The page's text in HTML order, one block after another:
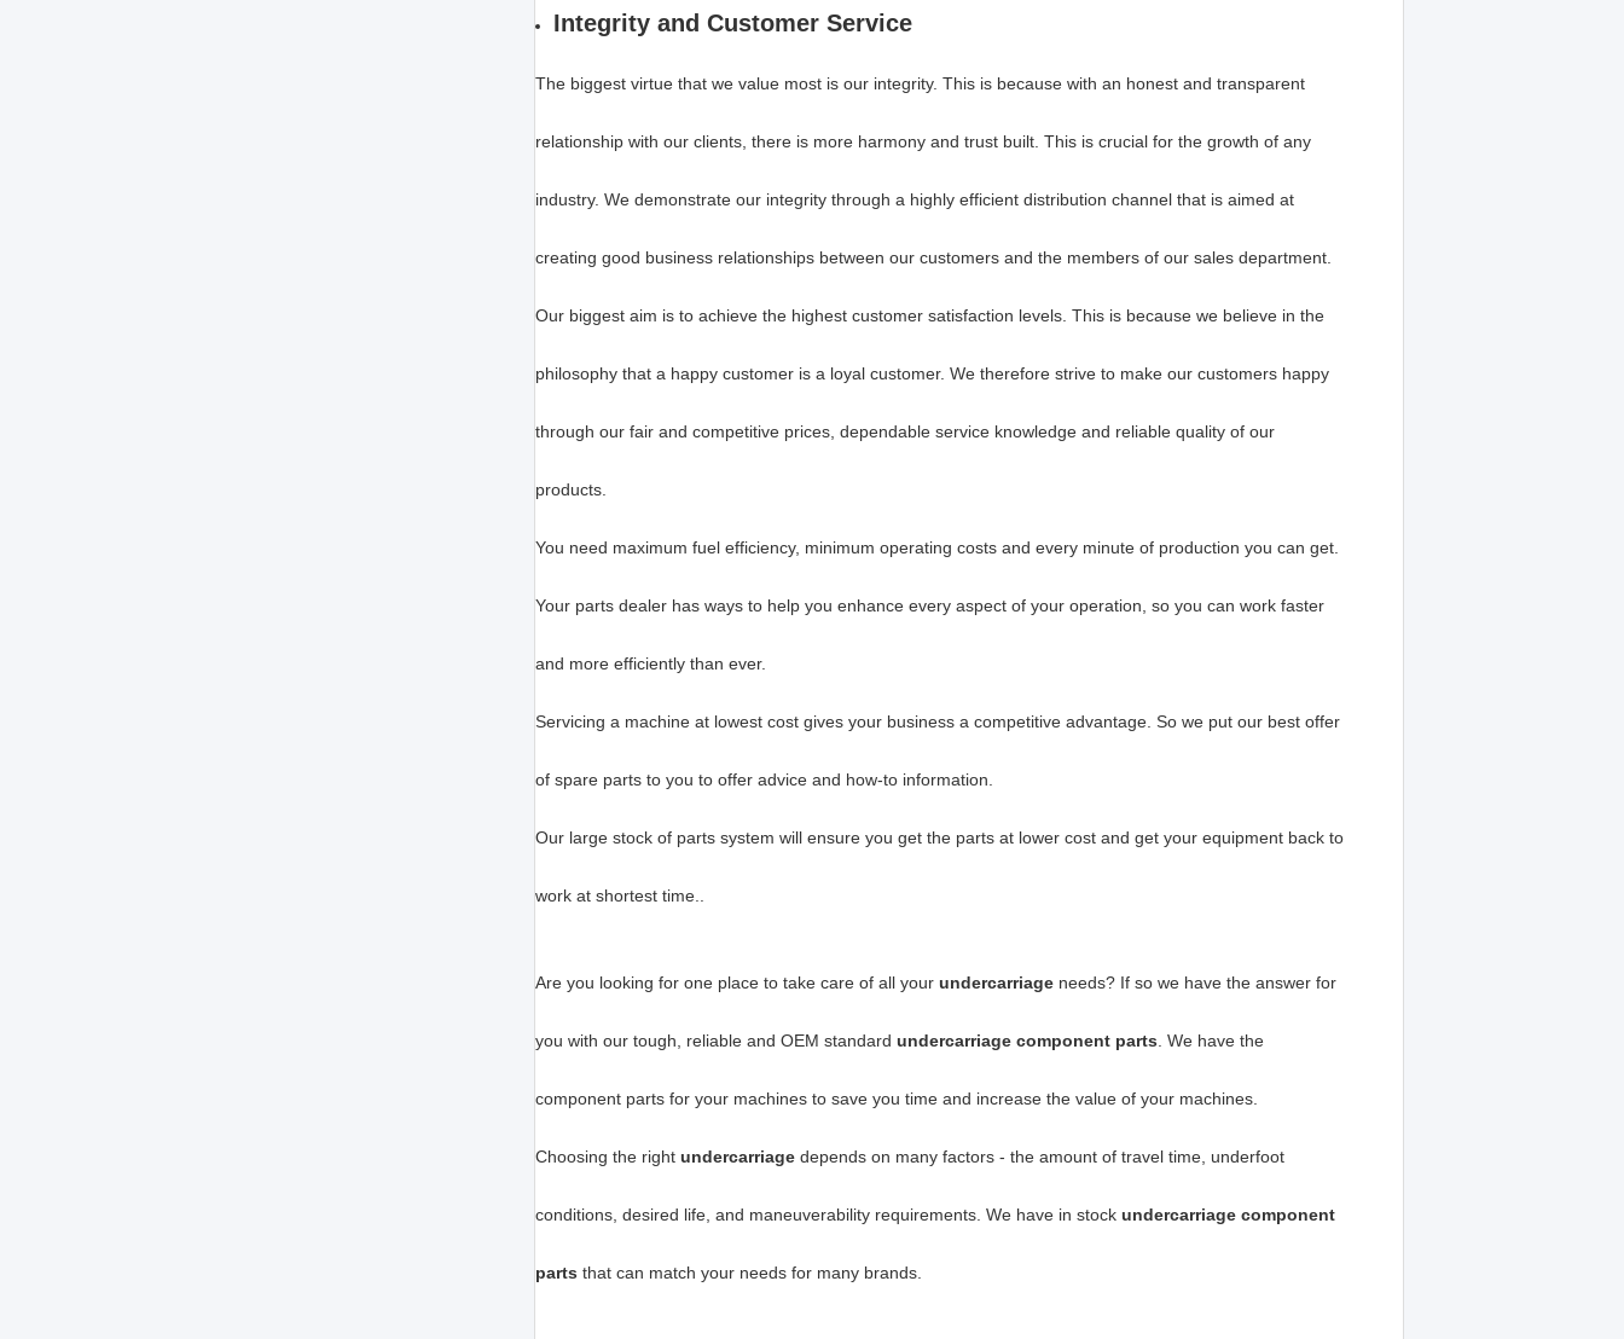
Integrity and Customer Service
The biggest virtue that we value most is our integrity. This is because with an honest and transparent
relationship with our clients, there is more harmony and trust built. This is crucial for the growth of any
industry. We demonstrate our integrity through a highly efficient distribution channel that is aimed at
creating good business relationships between our customers and the members of our sales department.
Our biggest aim is to achieve the highest customer satisfaction levels. This is because we believe in the
philosophy that a happy customer is a loyal customer. We therefore strive to make our customers happy
through our fair and competitive prices, dependable service knowledge and reliable quality of our
products.
You need maximum fuel efficiency, minimum operating costs and every minute of production you can get.
Your parts dealer has ways to help you enhance every aspect of your operation, so you can work faster
and more efficiently than ever.
Servicing a machine at lowest cost gives your business a competitive advantage. So we put our best offer
of spare parts to you to offer advice and how-to information.
Our large stock of parts system will ensure you get the parts at lower cost and get your equipment back to
work at shortest time..
Are you looking for one place to take care of all your undercarriage needs? If so we have the answer for
you with our tough, reliable and OEM standard undercarriage component parts . We have the
component parts for your machines to save you time and increase the value of your machines.
Choosing the right undercarriage depends on many factors - the amount of travel time, underfoot
conditions, desired life, and maneuverability requirements. We have in stock undercarriage component
parts that can match your needs for many brands.